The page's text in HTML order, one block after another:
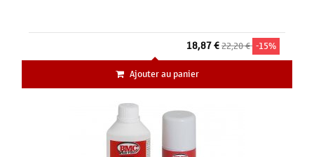
18,87 €22,20 € -15%
Ajouter au panier